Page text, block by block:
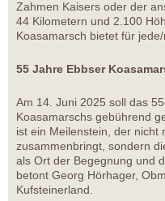
Zahmen Kaisers oder der
44 Kilometern und 2.100
Koasamarsch bietet für
55 Jahre Ebbser
Am 14. Juni 2025 soll das
Koasamarschs gebührend
ist ein Meilenstein, der nicht
zusammenbringt, sondern
als Ort der Begegnung und
betont Georg Hörhager,
Kufsteinerland.